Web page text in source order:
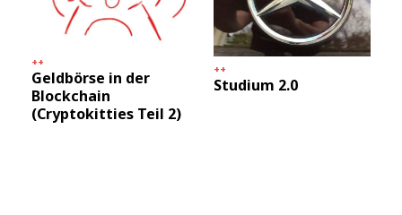
++
Geldbörse in der
Blockchain
(Cryptokitties Teil 2)
++
Studium 2.0